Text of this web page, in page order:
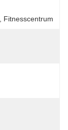
Fitnesscentrum